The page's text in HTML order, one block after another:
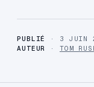
PUBLIÉ · 3 JUIN
AUTEUR
· TOM